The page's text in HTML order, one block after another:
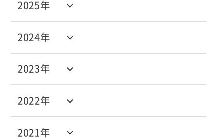
2021年
2022年
2023年
2024年
2025年